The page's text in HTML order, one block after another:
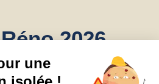
2026,
de